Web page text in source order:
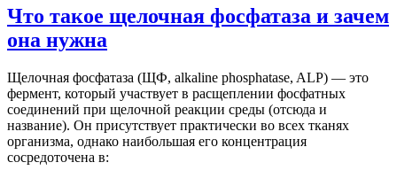
Что такое щелочная фосфатаза и зачем
она нужна
Щелочная фосфатаза (ЩФ, alkaline phosphatase, ALP) — это
фермент, который участвует в расщеплении фосфатных
соединений при щелочной реакции среды (отсюда и
название). Он присутствует практически во всех тканях
организма, однако наибольшая его концентрация
сосредоточена в: